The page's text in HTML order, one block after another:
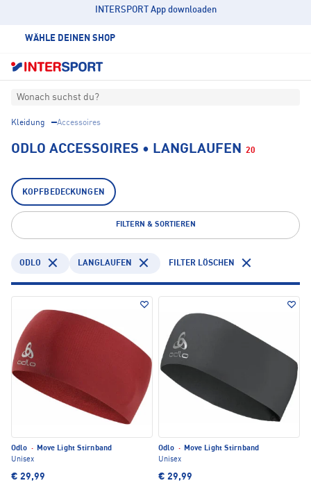
INTERSPORT App downloaden
WÄHLE DEINEN SHOP
Wonach suchst du?
Kleidung Accessoires
ODLO ACCESSOIRES • LANGLAUFEN 20
KOPFBEDECKUNGEN
FILTERN & SORTIEREN
ODLO LANGLAUFEN FILTER LÖSCHEN
Odlo ·
Move Light Stirnband
Unisex
€ 29,99
Odlo ·
Move Light Stirnband
Unisex
€ 29,99